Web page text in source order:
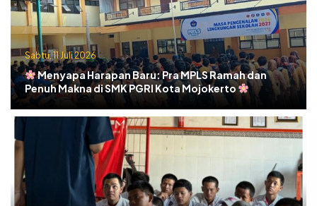
Sabtu, 11 Juli 2026
Menyapa Harapan Baru: Pra MPLS Ramah dan
Penuh Makna di SMK PGRI Kota Mojokerto